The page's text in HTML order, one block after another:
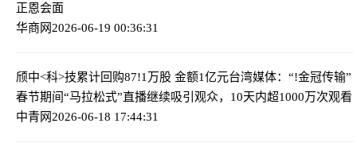
正恩会面
华商网2026-06-19 00:36:31
颀中<科>技累计回购87!1万股 金额1亿元台湾媒体：“!金冠传输”
春节期间“马拉松式”直播继续吸引观众，10天内超1000万次观看
中青网2026-06-18 17:44:31